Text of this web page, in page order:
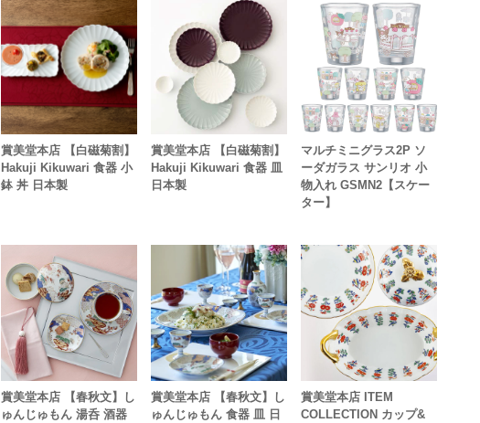
賞美堂本店 【白磁菊割】
Hakuji Kikuwari 食器 小
鉢 丼 日本製
賞美堂本店 【白磁菊割】
Hakuji Kikuwari 食器 皿
日本製
マルチミニグラス2P ソ
ーダガラス サンリオ 小
物入れ GSMN2【スケー
ター】
賞美堂本店 【春秋文】し
ゅんじゅもん 湯呑 酒器
賞美堂本店 【春秋文】し
ゅんじゅもん 食器 皿 日
賞美堂本店 ITEM
COLLECTION カップ&